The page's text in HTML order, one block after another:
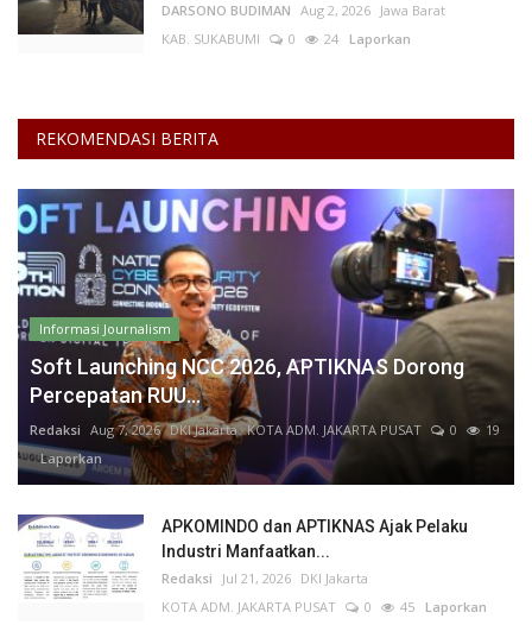
DARSONO BUDIMAN Aug 2, 2026 Jawa Barat
KAB. SUKABUMI
0 24 Laporkan
REKOMENDASI BERITA
Informasi Journalism
Soft Launching NCC 2026, APTIKNAS Dorong
Percepatan RUU...
Redaksi Aug 7, 2026 DKI Jakarta KOTA ADM. JAKARTA PUSAT 0
19
Laporkan
APKOMINDO dan APTIKNAS Ajak Pelaku
Industri Manfaatkan...
Redaksi Jul 21, 2026 DKI Jakarta
KOTA ADM. JAKARTA PUSAT
0 45 Laporkan